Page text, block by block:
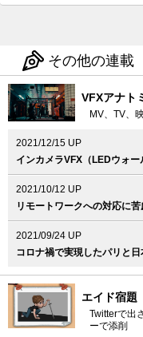
その他の連載
VFXアナト
MV、TV、
2021/12/15 UP
2021/10/12 UP
2021/09/24 UP
エイド宿題
Twitterで出
ーで添削